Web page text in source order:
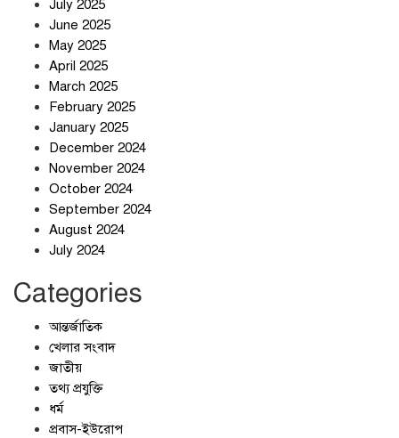
July 2025
June 2025
May 2025
April 2025
March 2025
February 2025
January 2025
December 2024
November 2024
October 2024
September 2024
August 2024
July 2024
Categories
আন্তর্জাতিক
খেলার সংবাদ
জাতীয়
তথ্য প্রযুক্তি
ধর্ম
প্রবাস-ইউরোপ